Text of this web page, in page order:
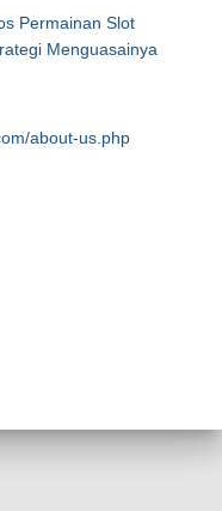
Permainan Slot
Menguasainya
about-us.php